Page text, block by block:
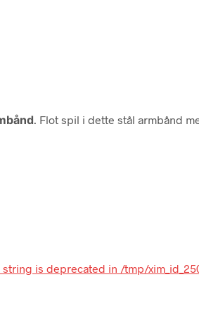
. Flot spil i dette stål armbånd
is deprecated in /tmp/